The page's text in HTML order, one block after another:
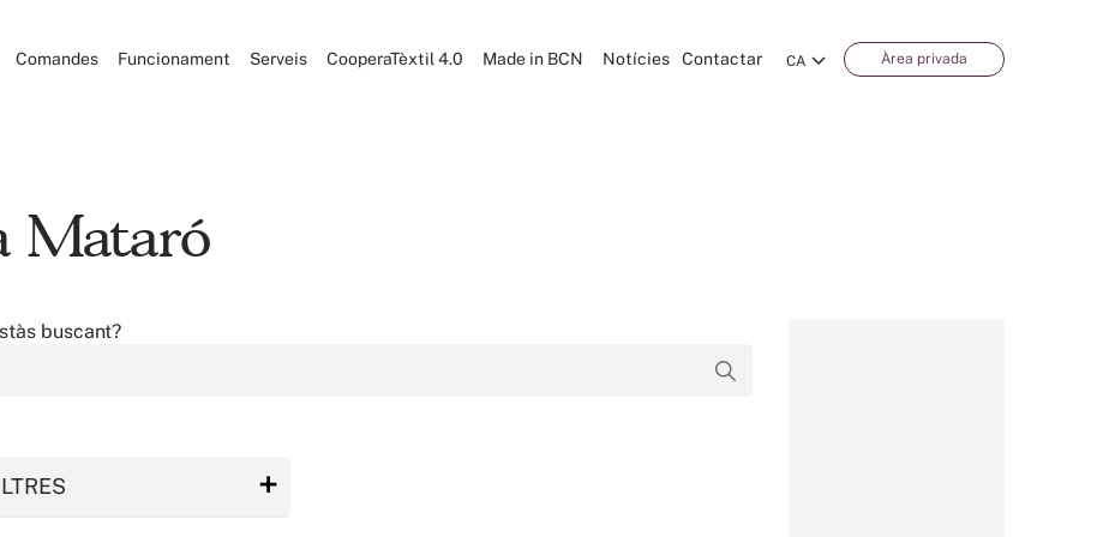
CA Àrea privada
Comandes Funcionament Serveis CooperaTèxtil 4.0 Made in BCN Notícies Contactar
Mataró
buscant?